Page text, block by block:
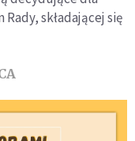
składającej się